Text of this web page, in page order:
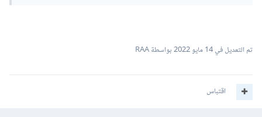
تم التعديل في14 مايو 2022 بواسطة RAA
اقتباس